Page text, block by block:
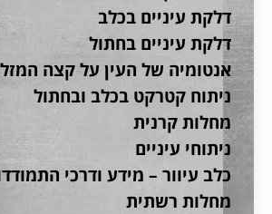
דלקת עיניים בכלב
דלקת עיניים בחתול
אנטומיה של העין על קצה
ניתוח קטרקט בכלב ובחתול
מחלות קרנית
ניתוחי עיניים
כלב עיוור – מידע ודרכי
מחלות רשתית